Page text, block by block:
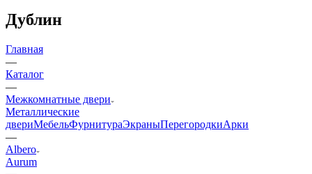
Дублин
Главная
—
Каталог
—
Межкомнатные двери
Металлические
двериМебельФурнитураЭкраныПерегородкиАрки
—
Albero
Aurum